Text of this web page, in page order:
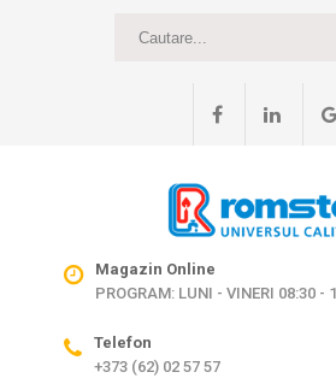
Magazin Online
PROGRAM: LUNI - VINERI 08:30 -
Telefon
+373 (62) 02 57 57